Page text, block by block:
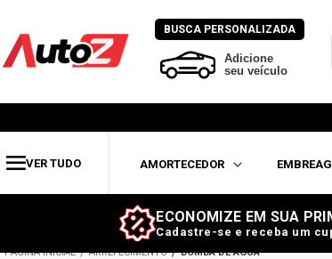
BUSCA PERSONALIZADA
Adicione
seu veículo
VER TUDO AMORTECEDOR
ECONOMIZE EM SUA
Cadastre-se e receba um
ARREFECIMENTO BOMBA DE ÁGUA